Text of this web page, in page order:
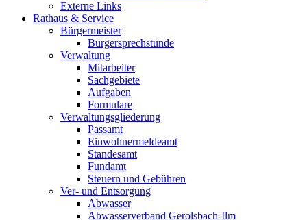
Externe Links
Rathaus & Service
Bürgermeister
Bürgersprechstunde
Verwaltung
Mitarbeiter
Sachgebiete
Aufgaben
Formulare
Verwaltungsgliederung
Passamt
Einwohnermeldeamt
Standesamt
Fundamt
Steuern und Gebühren
Ver- und Entsorgung
Abwasser
Abwasserverband Gerolsbach-Ilm